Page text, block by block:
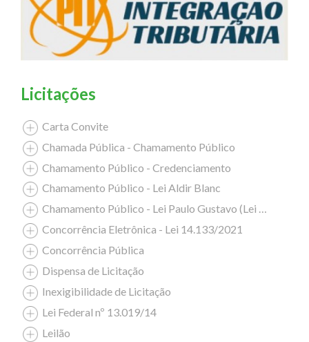
Licitações
Carta Convite
Chamada Pública - Chamamento Público
Chamamento Público - Credenciamento
Chamamento Público - Lei Aldir Blanc
Chamamento Público - Lei Paulo Gustavo (Lei Complementar nº 195/2022)
Concorrência Eletrônica - Lei 14.133/2021
Concorrência Pública
Dispensa de Licitação
Inexigibilidade de Licitação
Lei Federal nº 13.019/14
Leilão